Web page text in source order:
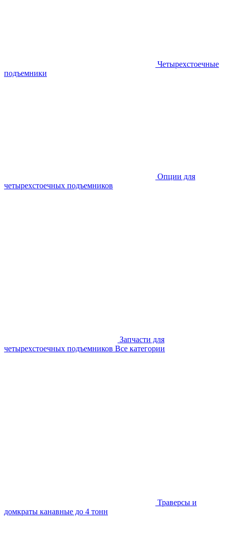
Четырехстоечные
подъемники
Опции для
четырехстоечных подъемников
Запчасти для
четырехстоечных подъемников Все категории
Траверсы и
домкраты канавные до 4 тонн